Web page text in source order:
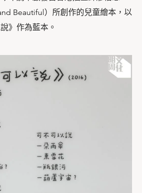
Beautiful）所創作的兒童繪本，以
》作為藍本。